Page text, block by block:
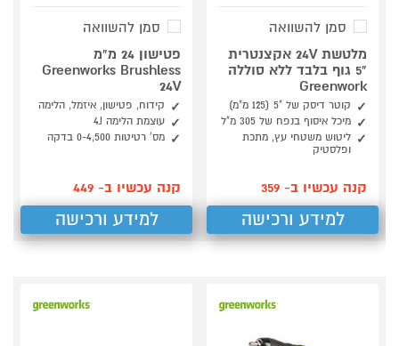
סמן להשוואה
מלטשת 24V אקצנטרית
"5 גוף בלבד ללא סוללה
Greenwork
קוטר דיסק של "5 (125 מ"מ)
מיכל איסוף בנפח של 305 מ"ל
ליטוש משטחי עץ, מתכת
ופלסטיק
קנה עכשיו ב- 359
למידע ורכישה
סמן להשוואה
פטישון 24 מ"מ
Greenworks Brushless
24V
קידוח, פטישון, איזמל, הלימה
עוצמת הלימה 4J
מס’ רטיטות 0-4,500 בדקה
קנה עכשיו ב- 449
למידע ורכישה